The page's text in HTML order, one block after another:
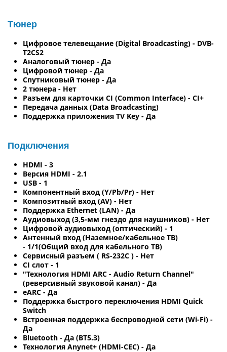
Тюнер
Цифровое телевещание (Digital Broadcasting) - DVB-
T2CS2
Аналоговый тюнер - Да
Цифровой тюнер - Да
Спутниковый тюнер - Да
2 тюнера - Нет
Разъем для карточки CI (Common Interface) - CI+
Передача данных (Data Broadcasting)
Поддержка приложения TV Key - Да
Подключения
HDMI - 3
Версия HDMI - 2.1
USB - 1
Компонентный вход (Y/Pb/Pr) - Нет
Композитный вход (AV) - Нет
Поддержка Ethernet (LAN) - Да
Аудиовыход (3,5-мм гнездо для наушников) - Нет
Цифровой аудиовыход (оптический) - 1
Антенный вход (Наземное/кабельное ТВ)
- 1/1(Общий вход для кабельного ТВ)
Сервисный разъем ( RS-232C ) - Нет
CI слот - 1
"Технология HDMI ARC - Audio Return Channel"
(реверсивный звуковой канал) - Да
eARC - Да
Поддержка быстрого переключения HDMI Quick
Switch
Встроенная поддержка беспроводной сети (Wi-Fi) -
Да
Bluetooth - Да (BT5.3)
Технология Anynet+ (HDMI-CEC) - Да